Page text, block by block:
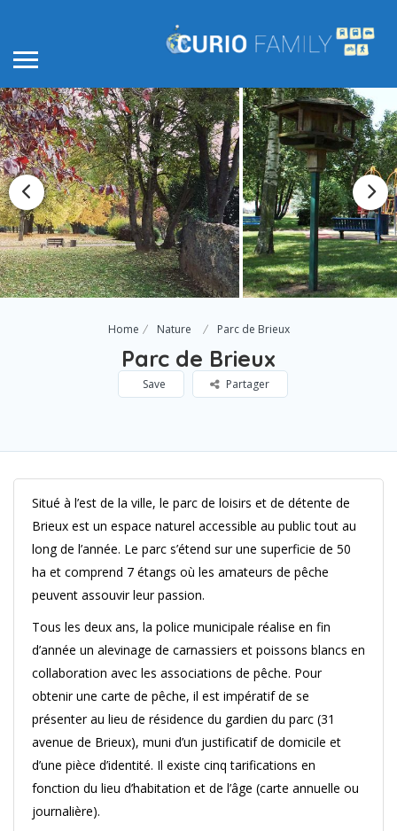
Home Nature Parc de Brieux
Parc de Brieux
Save Partager
Situé à l’est de la ville, le parc de loisirs et de détente de
Brieux est un espace naturel accessible au public tout au
long de l’année. Le parc s’étend sur une superficie de 50
ha et comprend 7 étangs où les amateurs de pêche
peuvent assouvir leur passion.
Tous les deux ans, la police municipale réalise en fin
d’année un alevinage de carnassiers et poissons blancs en
collaboration avec les associations de pêche. Pour
obtenir une carte de pêche, il est impératif de se
présenter au lieu de résidence du gardien du parc (31
avenue de Brieux), muni d’un justificatif de domicile et
d’une pièce d’identité. Il existe cinq tarifications en
fonction du lieu d’habitation et de l’âge (carte annuelle ou
journalière).